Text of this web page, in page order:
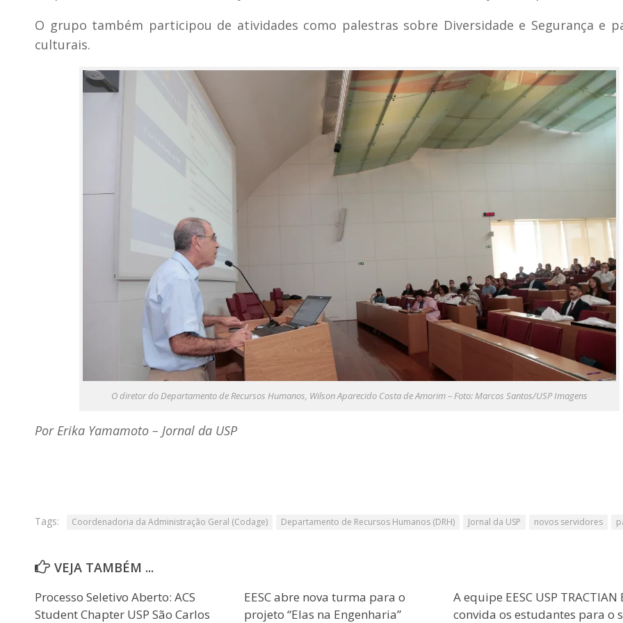
O grupo também participou de atividades como palestras sobre Diversidade e Segurança e
culturais.
O diretor do Departamento de Recursos Humanos, Wilson Aparecido Costa de Amorim – Foto: Marcos Santos/USP Imagens
Por Erika Yamamoto – Jornal da USP
Tags: Coordenadoria da Administração Geral (Codage) Departamento de Recursos Humanos (DRH) Jornal da USP novos servidores
VEJA TAMBÉM ...
Processo Seletivo Aberto: ACS
Student Chapter USP São Carlos
EESC abre nova turma para o
projeto “Elas na Engenharia”
A equipe EESC USP TRACTIAN
convida os estudantes para o